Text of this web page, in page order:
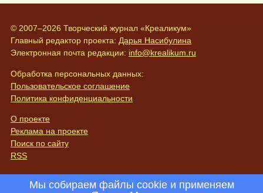
© 2007–2026 Творческий журнал «Креаликум»
Главный редактор проекта: Дарья Насибулина
Электронная почта редакции: info@krealikum.ru
Обработка персональных данных:
Пользовательское соглашение
Политика конфиденциальности
О проекте
Реклама на проекте
Поиск по сайту
RSS
Мы собираем файлы cookie и применяем